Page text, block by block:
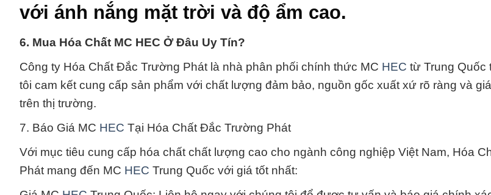
với ánh nắng mặt trời và độ ẩm cao.
6. Mua Hóa Chất MC HEC Ở Đâu Uy Tín?
Công ty Hóa Chất Đắc Trường Phát là nhà phân phối chính thức MC HEC từ Trung Quốc
tôi cam kết cung cấp sản phẩm với chất lượng đảm bảo, nguồn gốc xuất xứ rõ ràng và
trên thị trường.
7. Báo Giá MC HEC Tại Hóa Chất Đắc Trường Phát
Với mục tiêu cung cấp hóa chất chất lượng cao cho ngành công nghiệp Việt Nam, Hóa
Phát mang đến MC HEC Trung Quốc với giá tốt nhất: